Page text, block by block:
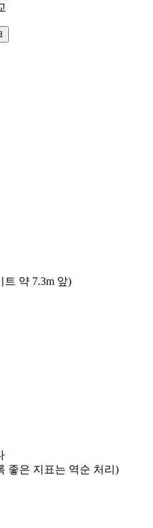
약 7.3m 앞)
좋은 지표는 역순 처리)